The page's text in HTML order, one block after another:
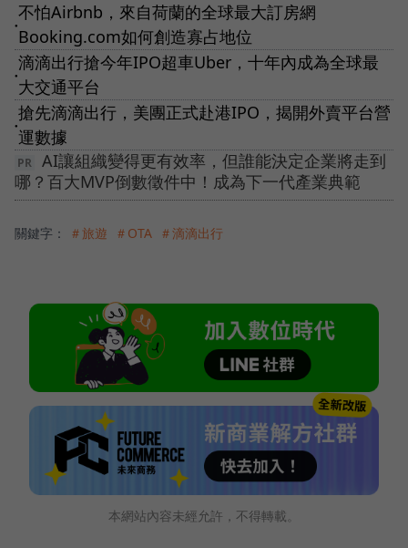
●
不怕Airbnb，來自荷蘭的全球最大訂房網
Booking.com如何創造寡占地位
●
滴滴出行搶今年IPO超車Uber，十年內成為全球最
大交通平台
●
搶先滴滴出行，美團正式赴港IPO，揭開外賣平台營
運數據
AI讓組織變得更有效率，但誰能決定企業將走到
哪？百大MVP倒數徵件中！成為下一代產業典範
關鍵字： ＃旅遊 ＃OTA ＃滴滴出行
本網站內容未經允許，不得轉載。